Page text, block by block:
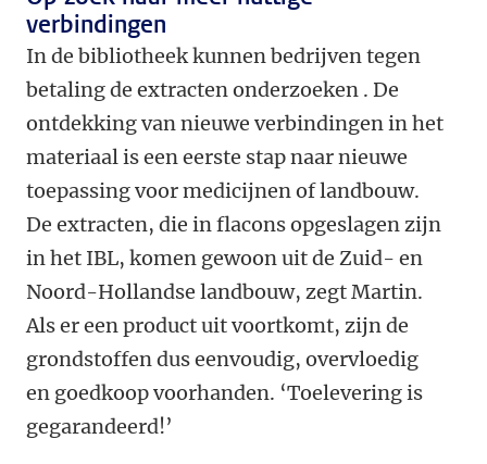
verbindingen
In de bibliotheek kunnen bedrijven tegen
betaling de extracten onderzoeken . De
ontdekking van nieuwe verbindingen in het
materiaal is een eerste stap naar nieuwe
toepassing voor medicijnen of landbouw.
De extracten, die in flacons opgeslagen zijn
in het IBL, komen gewoon uit de Zuid- en
Noord-Hollandse landbouw, zegt Martin.
Als er een product uit voortkomt, zijn de
grondstoffen dus eenvoudig, overvloedig
en goedkoop voorhanden. ‘Toelevering is
gegarandeerd!’